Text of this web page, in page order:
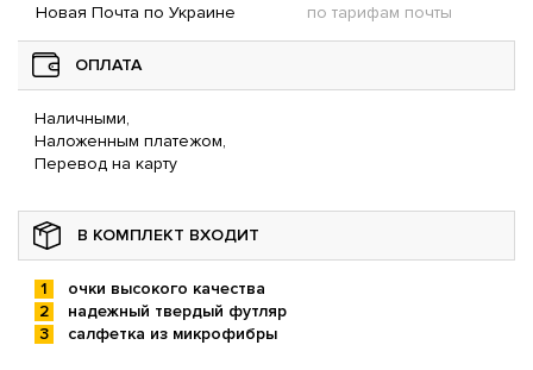
Новая Почта по Украине по тарифам почты
ОПЛАТА
Наличными,
Наложенным платежом,
Перевод на карту
В КОМПЛЕКТ ВХОДИТ
очки высокого качества
надежный твердый футляр
салфетка из микрофибры